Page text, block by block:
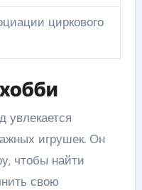
циркового
увлекается
игрушек. Он
чтобы найти
свою